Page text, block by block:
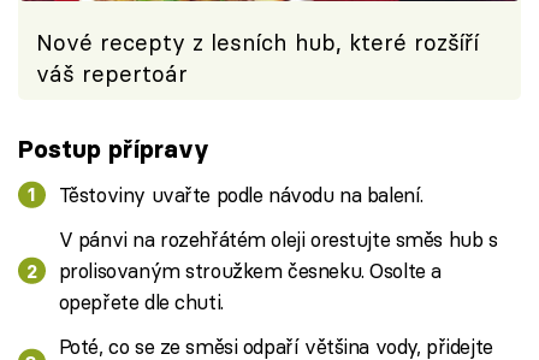
Nové recepty z lesních hub, které rozšíří
váš repertoár
Postup přípravy
Těstoviny uvařte podle návodu na balení.
V pánvi na rozehřátém oleji orestujte směs hub s
prolisovaným stroužkem česneku. Osolte a
opepřete dle chuti.
Poté, co se ze směsi odpaří většina vody, přidejte